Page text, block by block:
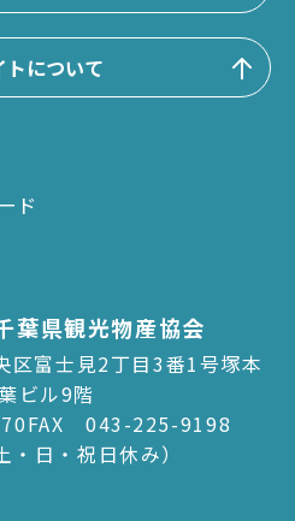
トについて
ド
葉県観光物産協会
富士見2丁目3番1号塚本
ビル9階
FAX 043-225-9198
日・祝日休み）